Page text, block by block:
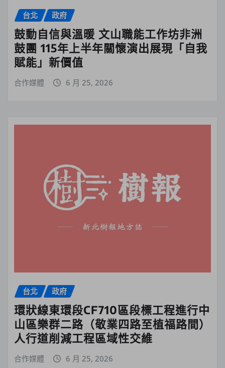
台北 政府
鼓動自信與溫暖 文山職能工作坊非洲
鼓團 115年上半年關懷演出展現「自我
賦能」新價值
合作媒體 6 月 25, 2026
台北 政府
環狀線東環段CF710區段標工程進行中
山區樂群二路（敬業四路至植福路間）
人行道削減工程區域性交維
合作媒體 6 月 25, 2026